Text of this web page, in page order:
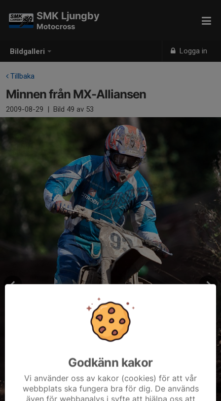
Bildgalleri Logga in
SMK Ljungby
Motocross
Tillbaka
Minnen från MX-Alliansen
2009-08-29 | Bild 49 av 53
Godkänn kakor
Vi använder oss av kakor (cookies) för att vår
webbplats ska fungera bra för dig. De används
även för webbanalys i syfte att hjälpa oss att